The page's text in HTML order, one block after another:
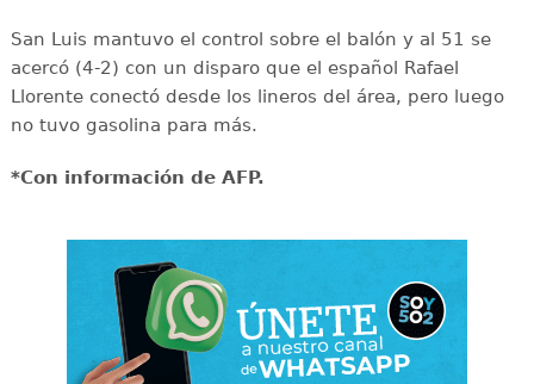
San Luis mantuvo el control sobre el balón y al 51 se
acercó (4-2) con un disparo que el español Rafael
Llorente conectó desde los lineros del área, pero luego
no tuvo gasolina para más.
*Con información de AFP.